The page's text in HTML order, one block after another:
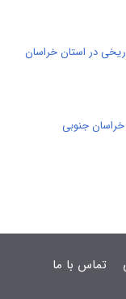
در استان خراسان
جنوبی
تماس با ما